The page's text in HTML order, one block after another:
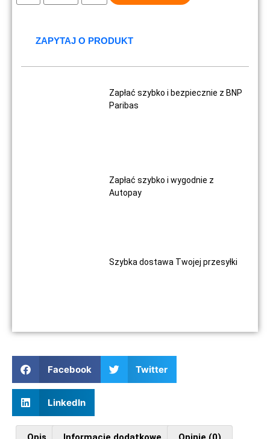
Facebook Twitter
LinkedIn
ZAPYTAJ O PRODUKT
Zapłać szybko i bezpiecznie z BNP
Paribas
Zapłać szybko i wygodnie z
Autopay
Szybka dostawa Twojej przesyłki